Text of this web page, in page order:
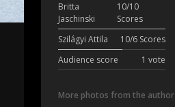
Britta
Jaschinski
10/10
Scores
Szilágyi Attila 10/6 Scores
Audience score
1 vote
More photos from the author